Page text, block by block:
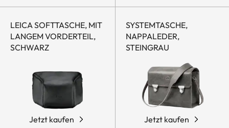
LEICA SOFTTASCHE, MIT
LANGEM VORDERTEIL,
SCHWARZ
Jetzt kaufen
SYSTEMTASCHE,
NAPPALEDER,
STEINGRAU
Jetzt kaufen